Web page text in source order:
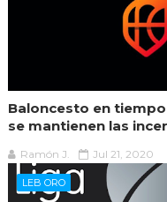
Baloncesto en tiempo
se mantienen las
Ramón J. Jul 21, 2020
LEB ORO